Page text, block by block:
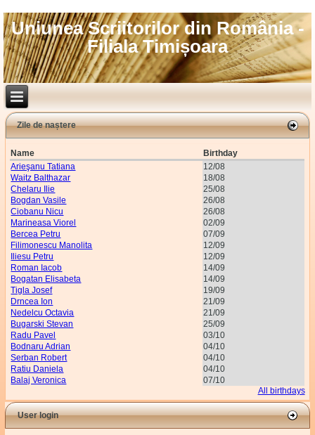
Uniunea Scriitorilor din România -
Filiala Timișoara
Zile de naștere
Name
Birthday
Arieşanu Tatiana
12/08
Waitz Balthazar
18/08
Chelaru Ilie
25/08
Bogdan Vasile
26/08
Ciobanu Nicu
26/08
Marineasa Viorel
02/09
Bercea Petru
07/09
Filimonescu Manolita
12/09
Iliesu Petru
12/09
Roman Iacob
14/09
Bogatan Elisabeta
14/09
Tigla Josef
19/09
Drncea Ion
21/09
Nedelcu Octavia
21/09
Bugarski Stevan
25/09
Radu Pavel
03/10
Bodnaru Adrian
04/10
Serban Robert
04/10
Ratiu Daniela
04/10
Balaj Veronica
07/10
All birthdays
User login